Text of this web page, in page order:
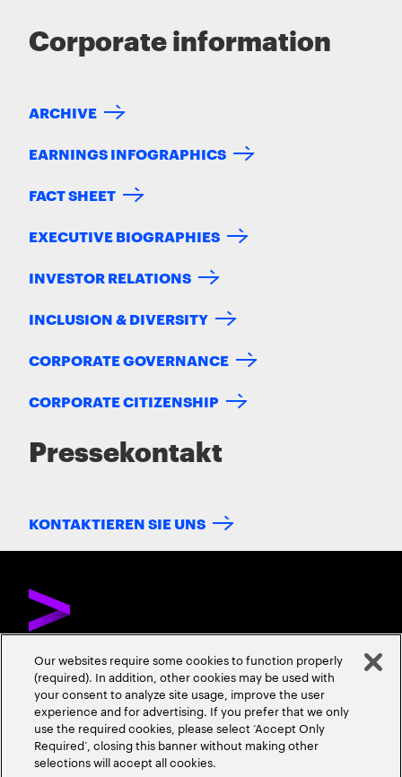
Corporate information
ARCHIVE
EARNINGS INFOGRAPHICS
FACT SHEET
EXECUTIVE BIOGRAPHIES
INVESTOR RELATIONS
INCLUSION & DIVERSITY
CORPORATE GOVERNANCE
CORPORATE CITIZENSHIP
Pressekontakt
KONTAKTIEREN SIE UNS
ÜBER ACCENTUREKONTAKTIEREN SIE UNS KARRIERE
STANDORTE
Our websites require some cookies to function properly
(required). In addition, other cookies may be used with
your consent to analyze site usage, improve the user
experience and for advertising. If you prefer that we only
use the required cookies, please select ‘Accept Only
Required’, closing this banner without making other
selections will accept all cookies.